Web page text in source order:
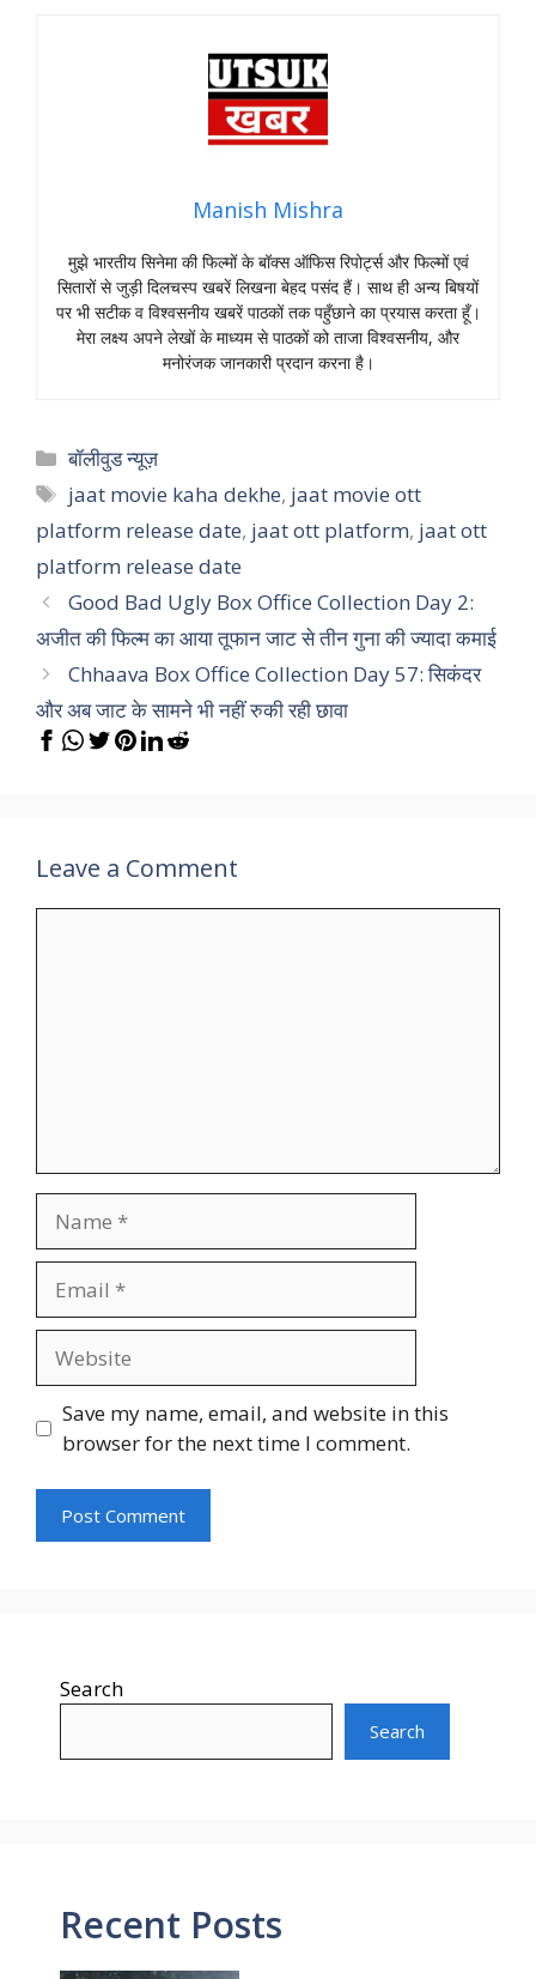
Manish Mishra
मुझे भारतीय सिनेमा की फिल्मों के बॉक्स ऑफिस रिपोर्ट्स और फिल्मों एवं
सितारों से जुड़ी दिलचस्प खबरें लिखना बेहद पसंद हैं। साथ ही अन्य बिषयों
पर भी सटीक व विश्वसनीय खबरें पाठकों तक पहुँछाने का प्रयास करता हूँ।
मेरा लक्ष्य अपने लेखों के माध्यम से पाठकों को ताजा विश्वसनीय, और
मनोरंजक जानकारी प्रदान करना है।
Categories
बॉलीवुड न्यूज़
Tags
jaat movie kaha dekhe, jaat movie ott
platform release date, jaat ott platform, jaat ott
platform release date
Good Bad Ugly Box Office Collection Day 2:
अजीत की फिल्म का आया तूफान जाट से तीन गुना की ज्यादा कमाई
Chhaava Box Office Collection Day 57: सिकंदर
और अब जाट के सामने भी नहीं रुकी रही छावा
Leave a Comment
Save my name, email, and website in this
browser for the next time I comment.
Search
Search
Recent Posts